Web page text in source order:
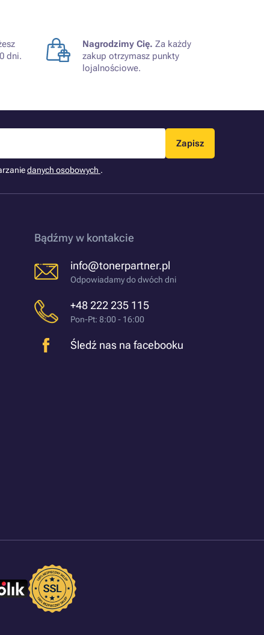
dni.
Nagrodzimy Cię. Za każdy
zakup otrzymasz punkty
lojalnościowe.
Zapisz
danych osobowych .
Bądźmy w kontakcie
info@tonerpartner.pl
Odpowiadamy do dwóch dni
+48 222 235 115
Pon-Pt: 8:00 - 16:00
Śledź nas na facebooku